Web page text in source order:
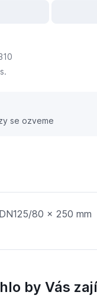
se ozveme
80 x 250 mm
by Vás